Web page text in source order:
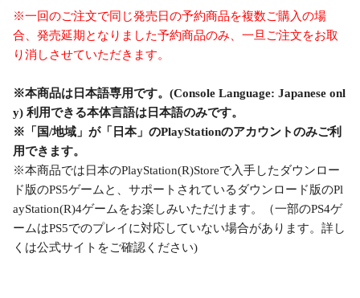
※一回のご注文で同じ発売日の予約商品を複数ご購入の場
合、発売延期となりました予約商品のみ、一旦ご注文をお取
り消しさせていただきます。
※本商品は日本語専用です。(Console Language: Japanese onl
y) 利用できる本体言語は日本語のみです。
※「国/地域」が「日本」のPlayStationのアカウントのみご利
用できます。
※本商品では日本のPlayStation(R)Storeで入手したダウンロー
ド版のPS5ゲームと、サポートされているダウンロード版のPl
ayStation(R)4ゲームをお楽しみいただけます。（一部のPS4ゲ
ームはPS5でのプレイに対応していない場合があります。詳し
くは公式サイトをご確認ください)